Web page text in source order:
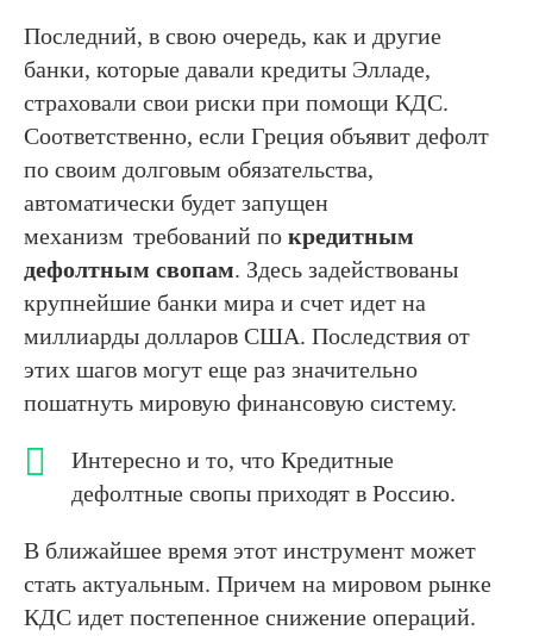
Последний, в свою очередь, как и другие
банки, которые давали кредиты Элладе,
страховали свои риски при помощи КДС.
Соответственно, если Греция объявит дефолт
по своим долговым обязательства,
автоматически будет запущен
механизм требований покредитным
дефолтным свопам. Здесь задействованы
крупнейшие банки мира и счет идет на
миллиарды долларов США. Последствия от
этих шагов могут еще раз значительно
пошатнуть мировую финансовую систему.
Интересно и то, что Кредитные
дефолтные свопы приходят в Россию.
В ближайшее время этот инструмент может
стать актуальным. Причем на мировом рынке
КДС идет постепенное снижение операций.